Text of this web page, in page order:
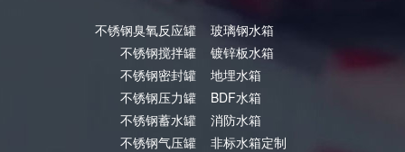
不锈钢臭氧反应罐
不锈钢搅拌罐
不锈钢密封罐
不锈钢压力罐
不锈钢蓄水罐
不锈钢气压罐
玻璃钢水箱
镀锌板水箱
地埋水箱
BDF水箱
消防水箱
非标水箱定制